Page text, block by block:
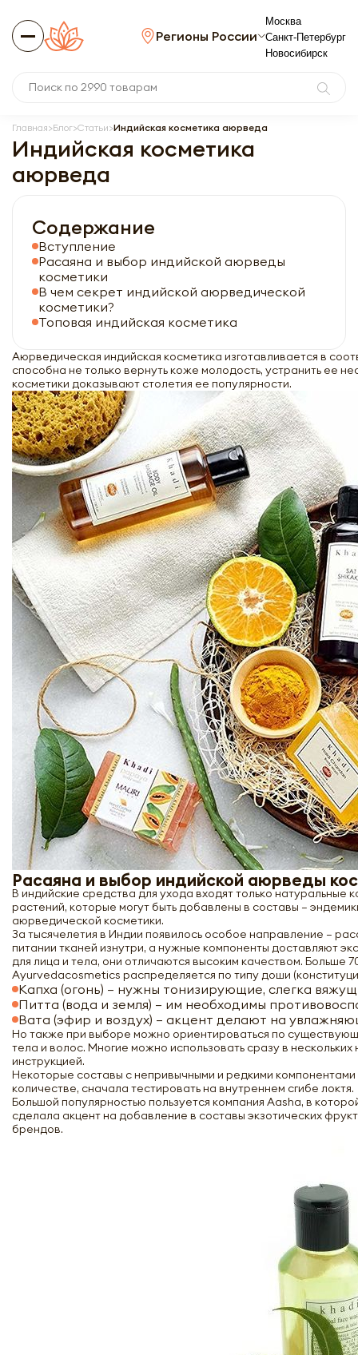
Регионы России
Москва
Санкт-Петербург
Новосибирск
Главная Блог Статьи Индийская косметика аюрведа
Индийская косметика
аюрведа
Аюрведическая индийская косметика изготавливается в
способна не только вернуть коже молодость, устранить ее
косметики доказывают столетия ее популярности.
Расаяна и выбор индийской аюрведы
В индийские средства для ухода входят только
растений, которые могут быть добавлены в составы –
аюрведической косметики.
За тысячелетия в Индии появилось особое направление –
питании тканей изнутри, а нужные компоненты доставляют
для лица и тела, они отличаются высоким качеством. Больше
Ayurvedacosmetics распределяется по типу доши
Капха (огонь) – нужны тонизирующие, слегка
Питта (вода и земля) – им необходимы
Вата (эфир и воздух) – акцент делают на
Но также при выборе можно ориентироваться по
тела и волос. Многие можно использовать сразу в
инструкцией.
Некоторые составы с непривычными и редкими
количестве, сначала тестировать на внутреннем сгибе локтя.
Большой популярностью пользуется компания Aasha, в
сделала акцент на добавление в составы экзотических
брендов.
Содержание
Вступление
Расаяна и выбор индийской аюрведы
косметики
В чем секрет индийской аюрведической
косметики?
Топовая индийская косметика